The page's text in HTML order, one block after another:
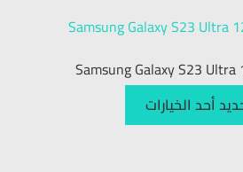
Samsung Galaxy S23 Ultra
أحد الخيارات